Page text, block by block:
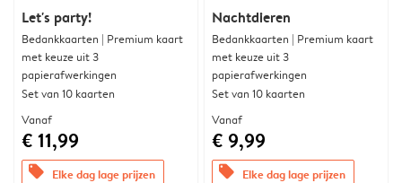
Let's party!
Bedankkaarten | Premium kaart
met keuze uit 3
papierafwerkingen
Set van 10 kaarten
Vanaf
€ 11,99
offers Elke dag lage prijzen
Nachtdieren
Bedankkaarten | Premium kaart
met keuze uit 3
papierafwerkingen
Set van 10 kaarten
Vanaf
€ 9,99
offers Elke dag lage prijzen